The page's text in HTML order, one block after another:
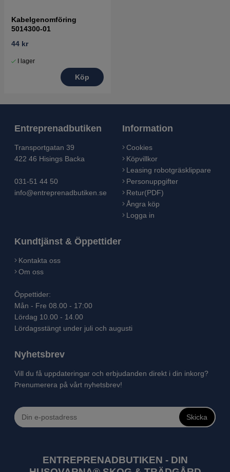
Kabelgenomföring
5014300-01
44 kr
I lager
Köp
Entreprenadbutiken
Transportgatan 39
422 46 Hisings Backa
031-51 44 50
info@entreprenadbutiken.se
Information
Cookies
Köpvillkor
Leasing robotgräsklippare
Personuppgifter
Retur(PDF)
Ångra köp
Logga in
Kundtjänst & Öppettider
Kontakta oss
Om oss
Öppettider:
Mån - Fre 08.00 - 17:00
Lördag 10.00 - 14.00
Lördagsstängt under juli och augusti
Nyhetsbrev
Vill du få uppdateringar och erbjudanden direkt i din inkorg?
Prenumerera på vårt nyhetsbrev!
Skicka
ENTREPRENADBUTIKEN - DIN